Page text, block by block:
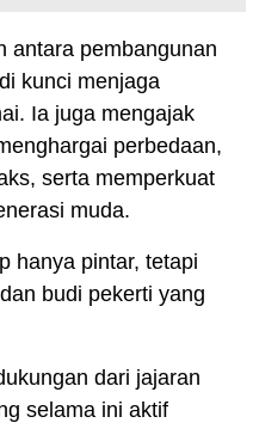
antara pembangunan
kunci menjaga
Ia juga mengajak
perbedaan,
serta memperkuat
muda.
hanya pintar, tetapi
budi pekerti yang
dari jajaran
selama ini aktif